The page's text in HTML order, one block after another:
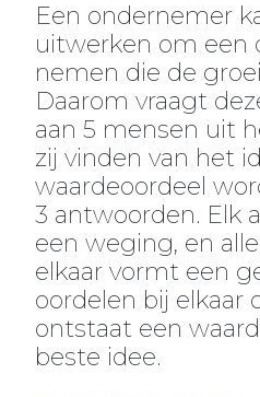
Een ondernemer
uitwerken om een
nemen die de
Daarom vraagt
aan 5 mensen uit
zij vinden van het
waardeoordeel
3 antwoorden. Elk
een weging, en
elkaar vormt een
oordelen bij elkaar
ontstaat een
beste idee.